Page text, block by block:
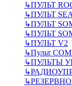
↳ПУЛЬТ
↳ПУЛЬТ SEA
↳ПУЛЬТ
↳ПУЛЬТ
↳ПУЛЬТ V2
↳Пульт
↳ПУЛЬТЫ
↳
↳